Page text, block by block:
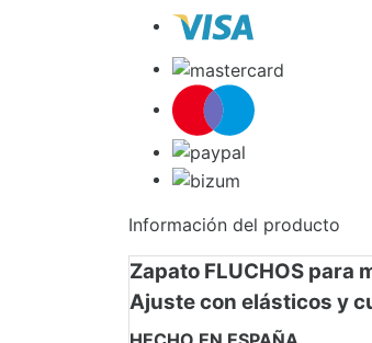
Información del producto
Zapato FLUCHOS
Ajuste con elásticos y